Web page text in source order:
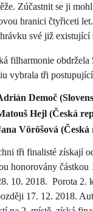
Zúčastnit se ji
hranici čtyřiceti
své již existující
filharmonie obdržela
vybrala tři
Demoč
Hejl (Česká
Vöröšová
tři finalisté získají
honorovány
10. 2018. Porota 2.
17. 12. 2018.